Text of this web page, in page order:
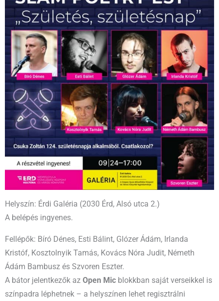
Helyszín: Érdi Galéria (2030 Érd, Alsó utca 2.)
A belépés ingyenes.
Fellépők: Bíró Dénes, Esti Bálint, Glózer Ádám, Irlanda
Kristóf, Kosztolnyik Tamás, Kovács Nóra Judit, Németh
Ádám Bambusz és Szvoren Eszter.
A bátor jelentkezők az Open Mic blokkban saját verseikkel is
színpadra léphetnek – a helyszínen lehet regisztrálni